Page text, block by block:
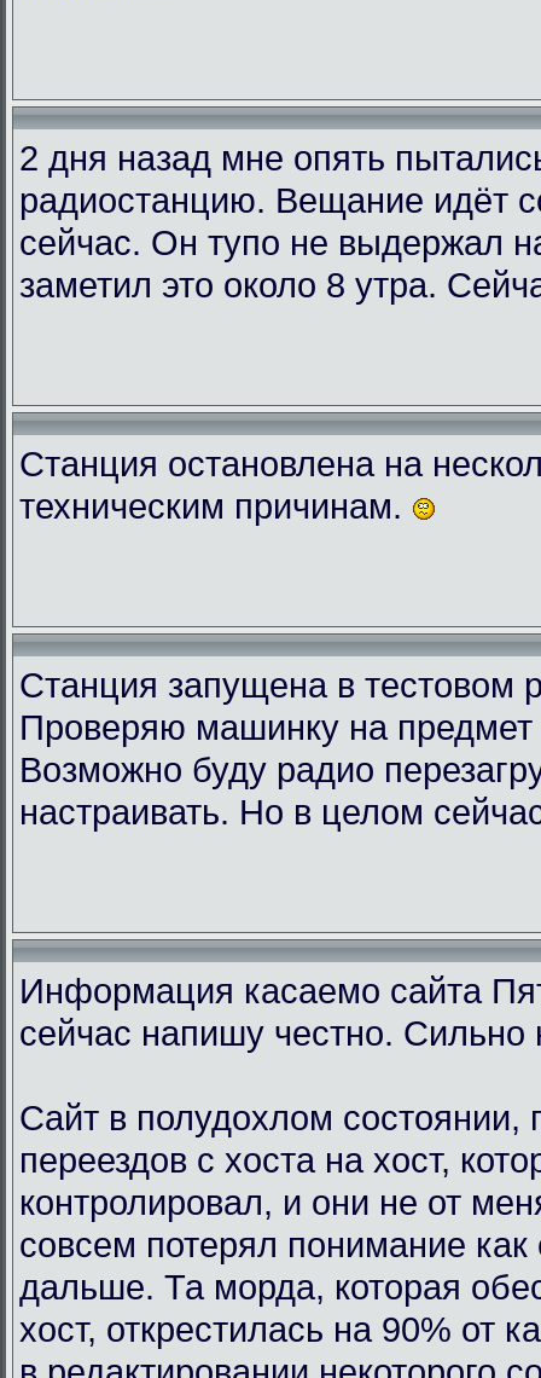
2 дня назад мне опять
радиостанцию. Вещание идёт
сейчас. Он тупо не выдержал
заметил это около 8 утра.
Станция остановлена на
техническим причинам.
Станция запущена в тестовом
Проверяю машинку на предмет
Возможно буду радио
настраивать. Но в целом
Информация касаемо сайта
сейчас напишу честно. Сильно
Сайт в полудохлом состоянии,
переездов с хоста на хост,
контролировал, и они не от
совсем потерял понимание как
дальше. Та морда, которая
хост, открестилась на 90% от